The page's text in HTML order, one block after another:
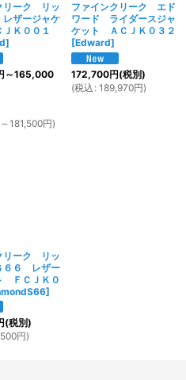
リーク リッ
ザージャケ
Ｋ００１
]
～165,000
～181,500円)
ファインクリーク エド
ワード ライダースジャ
ケット ＡＣＪＫ０３２
[Edward]
172,700円(税別)
(税込 : 189,970円)
リーク リッ
６６ レザー
ＦＣＪＫ０
]
(税別)
円)